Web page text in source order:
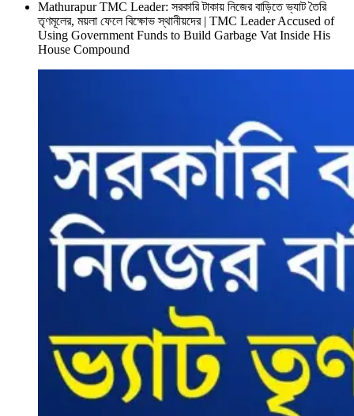
Mathurapur TMC Leader: সরকারি টাকায় নিজের বাড়িতে ভ্যাট তৈরি
তৃণমূলের, ময়লা ফেলে বিক্ষোভ স্থানীয়দের | TMC Leader Accused of
Using Government Funds to Build Garbage Vat Inside His
House Compound